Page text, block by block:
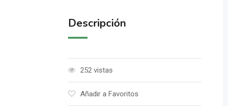
Descripción
252 vistas
Añadir a Favoritos